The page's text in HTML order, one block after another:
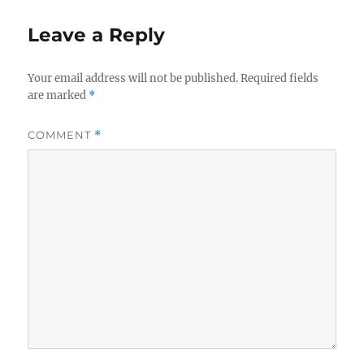
Leave a Reply
Your email address will not be published. Required fields
are marked *
COMMENT *